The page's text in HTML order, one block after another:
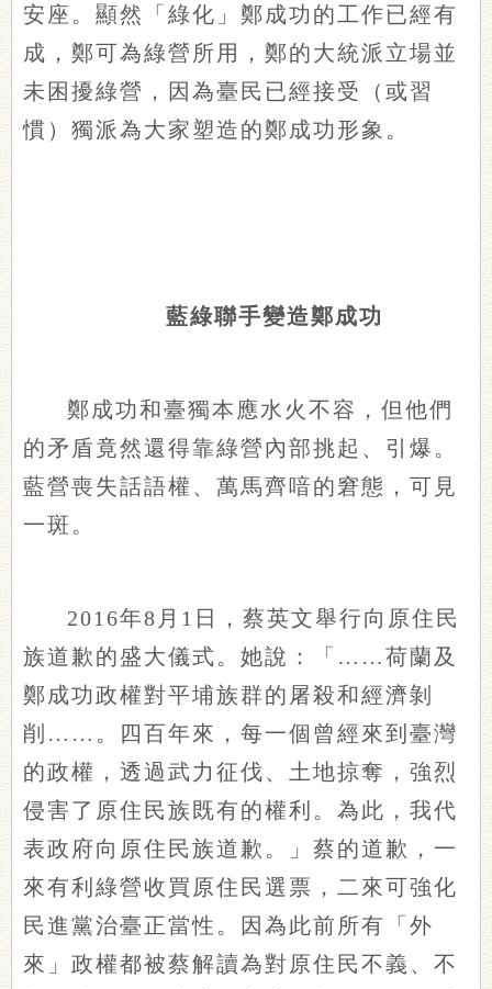
安座。顯然「綠化」鄭成功的工作已經有
成，鄭可為綠營所用，鄭的大統派立場並
未困擾綠營，因為臺民已經接受（或習
慣）獨派為大家塑造的鄭成功形象。
藍綠聯手變造鄭成功
鄭成功和臺獨本應水火不容，但他們
的矛盾竟然還得靠綠營內部挑起、引爆。
藍營喪失話語權、萬馬齊喑的窘態，可見
一斑。
2016年8月1日，蔡英文舉行向原住民
族道歉的盛大儀式。她說：「……荷蘭及
鄭成功政權對平埔族群的屠殺和經濟剝
削……。四百年來，每一個曾經來到臺灣
的政權，透過武力征伐、土地掠奪，強烈
侵害了原住民族既有的權利。為此，我代
表政府向原住民族道歉。」蔡的道歉，一
來有利綠營收買原住民選票，二來可強化
民進黨治臺正當性。因為此前所有「外
來」政權都被蔡解讀為對原住民不義、不